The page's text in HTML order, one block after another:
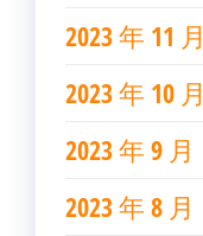
2023 年 11 月
2023 年 10 月
2023 年 9 月
2023 年 8 月